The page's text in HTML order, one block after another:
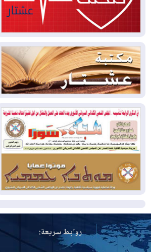
2026-08-04
بيترو يشكو تزوير الانتخابات
الرئاسية ويحذر من "حرب أهلية" في
كولومبيا
2026-08-03رئيس إقليم كوردستان في
دمشق في زيارة رسمية
2026-08-03العراق يؤكد مجدداً التزامه
بمنع الهجمات على الدول المجاورة
2026-08-03
العجز والاقتراض يطوقان
المالية العراقية.. اقتراض يتجاوز 3 تريليونات
دينار!
2026-08-03كوبا تغرق في الظلام مجددا
وانهيار الشبكة الكهربائية
المزيد
روابط سريعة: